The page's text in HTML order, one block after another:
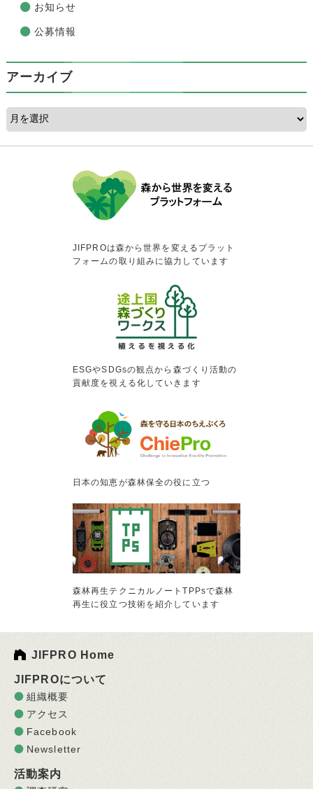
お知らせ
公募情報
アーカイブ
JIFPROは森から世界を変えるプラット
フォームの取り組みに協力しています
ESGやSDGsの観点から森づくり活動の
貢献度を視える化していきます
日本の知恵が森林保全の役に立つ
森林再生テクニカルノートTPPsで森林
再生に役立つ技術を紹介しています
JIFPRO Home
JIFPROについて
組織概要
アクセス
Facebook
Newsletter
活動案内